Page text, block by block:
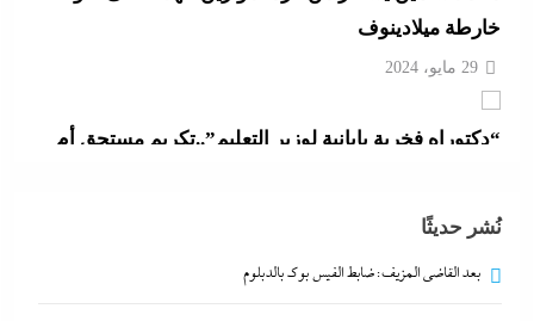
خارطة ميلادينوف
29 مايو، 2024
“دكتوراه فخرية يابانية لوزير التعليم”..تكريم مستحق أم
نُشر حديثًا
بعد القاضي المزيف: ضابط الفيس بوك بالدبلوم